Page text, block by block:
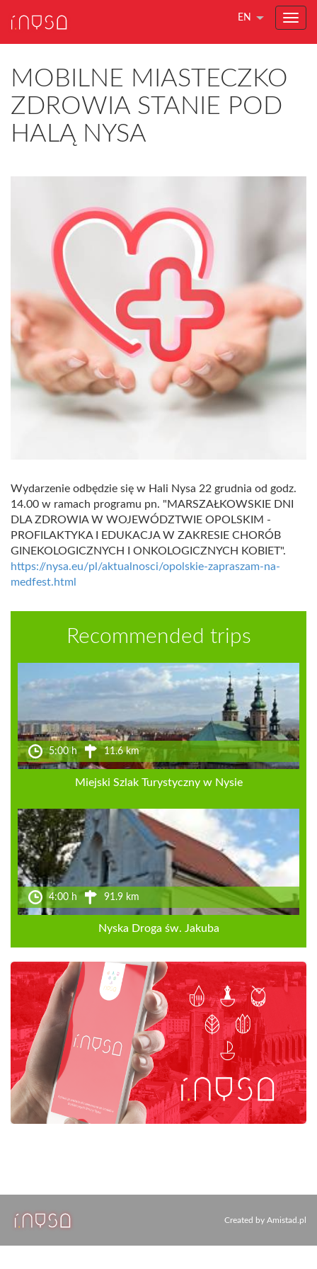
EN
MOBILNE MIASTECZKO
ZDROWIA STANIE POD
HALĄ NYSA
Wydarzenie odbędzie się w Hali Nysa 22 grudnia od godz.
14.00 w ramach programu pn. "MARSZAŁKOWSKIE DNI
DLA ZDROWIA W WOJEWÓDZTWIE OPOLSKIM -
PROFILAKTYKA I EDUKACJA W ZAKRESIE CHORÓB
GINEKOLOGICZNYCH I ONKOLOGICZNYCH KOBIET".
https://nysa.eu/pl/aktualnosci/opolskie-zapraszam-na-
medfest.html
Recommended trips
5:00 h 11.6 km
Miejski Szlak Turystyczny w Nysie
4:00 h 91.9 km
Nyska Droga św. Jakuba
Created by Amistad.pl